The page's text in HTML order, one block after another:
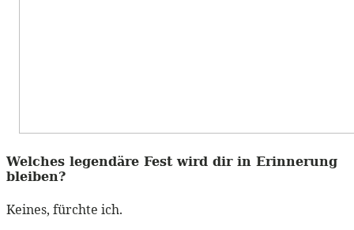
Welches legendäre Fest wird dir in Erinnerung
bleiben?
Keines, fürchte ich.